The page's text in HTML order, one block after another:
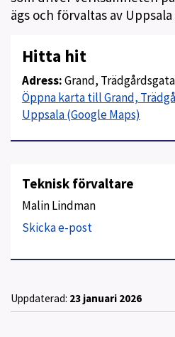
ägs och förvaltas av
Hitta hit
Adress:Grand,
Öppna karta till Grand,
Uppsala (Google Maps)
Teknisk förvaltare
Malin Lindman
Skicka e-post
Uppdaterad: 23 januari 2026